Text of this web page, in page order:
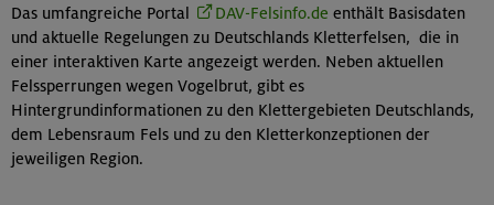
Das umfangreiche Portal DAV-Felsinfo.de enthält Basisdaten
und aktuelle Regelungen zu Deutschlands Kletterfelsen, die in
einer interaktiven Karte angezeigt werden. Neben aktuellen
Felssperrungen wegen Vogelbrut, gibt es
Hintergrundinformationen zu den Klettergebieten Deutschlands,
dem Lebensraum Fels und zu den Kletterkonzeptionen der
jeweiligen Region.